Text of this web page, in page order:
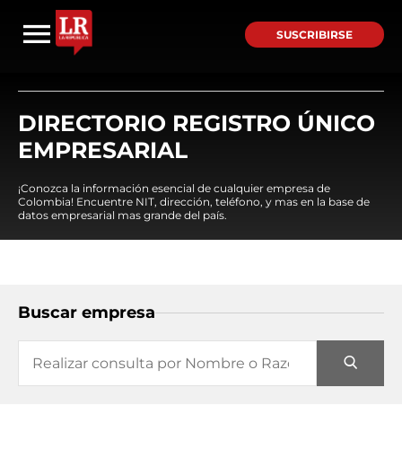
SUSCRIBIRSE
DIRECTORIO REGISTRO ÚNICO
EMPRESARIAL
¡Conozca la información esencial de cualquier empresa de
Colombia! Encuentre NIT, dirección, teléfono, y mas en la base de
datos empresarial mas grande del país.
Buscar empresa